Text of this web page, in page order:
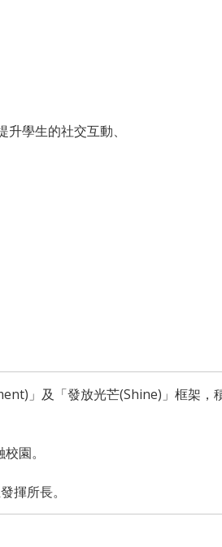
學生的社交互動、
」及「發放光芒(Shine)」框架，
園。
揮所長。